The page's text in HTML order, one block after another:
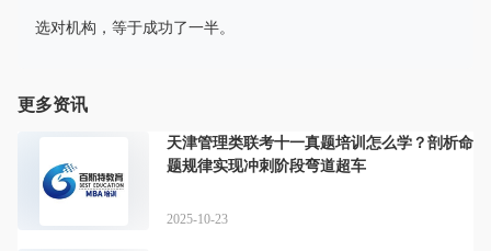
选对机构，等于成功了一半。
更多资讯
天津管理类联考十一真题培训怎么学？剖析命
题规律实现冲刺阶段弯道超车
2025-10-23